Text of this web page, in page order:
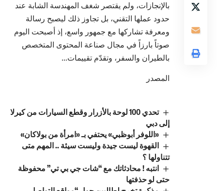
بالإنجازات، ولم يقتصر شغف المهندسة الشابة عند
حدود عملها التقني، بل تجاوز ذلك ليصبح رسالة
ومعرفة تشاركها مع جمهور واسع، إذ أصبحت اليوم
صوتاً بارزاً في مجال صناعة المحتوى المتخصص
بالطيران والسفر، وتقدّم تقييمات…
المصدر
تحدي 100 لوحة بالأزرار وقطع السيارات من كيرلا
إلى دبي
«اللوفر أبوظبي» يحتفي بـ «امرأة من بولاكان»
القهوة ليست جيدة وليست سيئة .. المهم متى
تتناولها ؟
انتبه ! محادثاتك مع “شات جي بي تي” محفوظة
حتى لو حذفتها